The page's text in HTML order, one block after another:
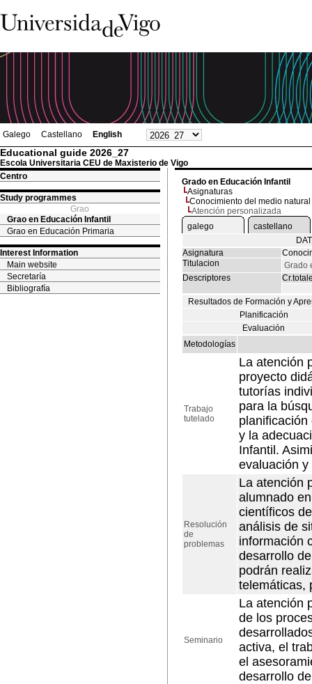
Galego Castellano English
Educational guide 2026_27
Escola Universitaria CEU de Maxisterio de Vigo
Centro
Study programmes
Grao
Grao en Educación Infantil
Grao en Educación Primaria
Interest Information
Main website
Secretaría
Bibliografía
Grado en Educación Infantil
Asignaturas
Conocimiento del medio natural
Atención personalizada
galego
castellano
Asignatura
Titulacion
Grado
Descriptores
Resultados de Formación y
Planificación
Evaluación
Metodologías
Trabajo
tutelado
La atención
proyecto
tutorías
para la
y la
Infantil.
evaluación
Resolución
de
problemas
La atención
alumnado
científicos
análisis de
información
desarrollo
podrán
telemáticas,
Seminario
La atención
de los
activa, el
el
desarrollo